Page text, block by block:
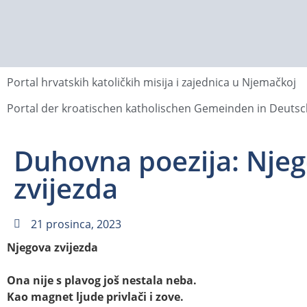
Portal hrvatskih katoličkih misija i zajednica u Njemačkoj
Portal der kroatischen katholischen Gemeinden in
Duhovna poezija:
zvijezda
21 prosinca, 2023
Njegova zvijezda
Ona nije s plavog još nestala neba.
Kao magnet ljude privlači i zove.